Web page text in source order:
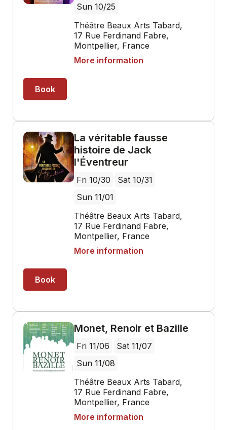
Sun 10/25
Théâtre Beaux Arts Tabard,
17 Rue Ferdinand Fabre,
Montpellier, France
More information
Book
La véritable fausse
histoire de Jack
l'Éventreur
Fri 10/30
Sat 10/31
Sun 11/01
Théâtre Beaux Arts Tabard,
17 Rue Ferdinand Fabre,
Montpellier, France
More information
Book
Monet, Renoir et Bazille
Fri 11/06
Sat 11/07
Sun 11/08
Théâtre Beaux Arts Tabard,
17 Rue Ferdinand Fabre,
Montpellier, France
More information